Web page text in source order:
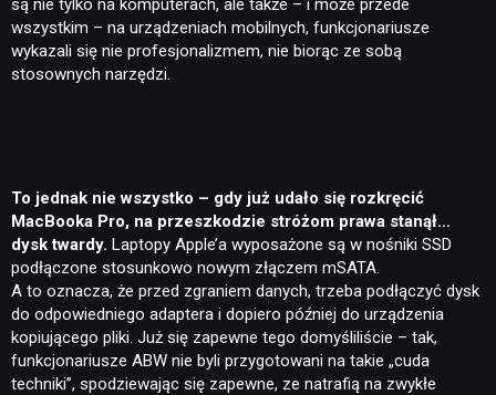
są nie tylko na komputerach, ale także – i może przede
wszystkim – na urządzeniach mobilnych, funkcjonariusze
wykazali się nie profesjonalizmem, nie biorąc ze sobą
stosownych narzędzi.
To jednak nie wszystko – gdy już udało się rozkręcić
MacBooka Pro, na przeszkodzie stróżom prawa stanął…
dysk twardy. Laptopy Apple’a wyposażone są w nośniki SSD
podłączone stosunkowo nowym złączem mSATA.
A to oznacza, że przed zgraniem danych, trzeba podłączyć dysk
do odpowiedniego adaptera i dopiero później do urządzenia
kopiującego pliki. Już się zapewne tego domyśliliście – tak,
funkcjonariusze ABW nie byli przygotowani na takie „cuda
techniki”, spodziewając się zapewne, ze natrafią na zwykłe